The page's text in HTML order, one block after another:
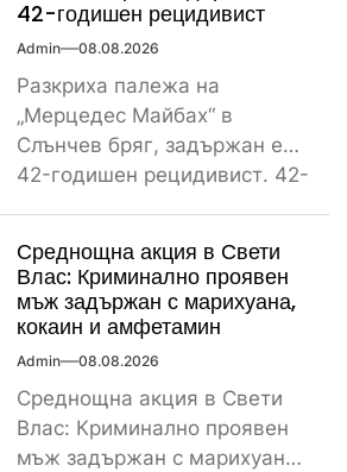
42-годишен рецидивист
Admin 08.08.2026
Разкриха палежа на
„Мерцедес Майбах“ в
Слънчев бряг, задържан е
42-годишен рецидивист. 42-
ямболското...
Среднощна акция в Свети
Влас: Криминално проявен
мъж задържан с марихуана,
кокаин и амфетамин
Admin 08.08.2026
Среднощна акция в Свети
Влас: Криминално проявен
мъж задържан с марихуана,